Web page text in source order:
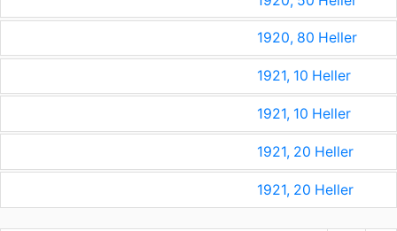
1920, 80 Heller
1921, 10 Heller
1921, 10 Heller
1921, 20 Heller
1921, 20 Heller